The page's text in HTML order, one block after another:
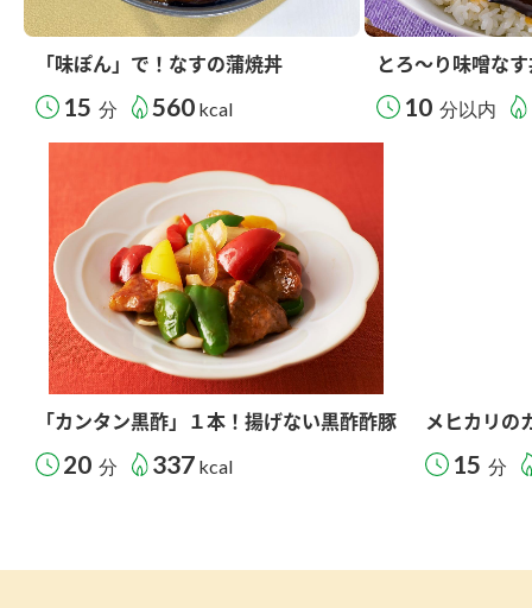
「味ぽん」で！なすの蒲焼丼
15 分 560 kcal
とろ～り味噌な
10 分以内
「カンタン黒酢」１本！揚げない黒酢酢豚
20 分 337 kcal
メヒカリの
15 分